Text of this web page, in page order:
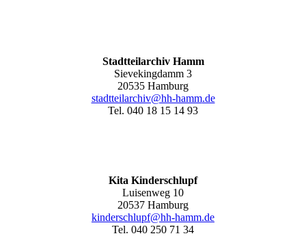
Stadtteilarchiv Hamm
Sievekingdamm 3
20535 Hamburg
stadtteilarchiv@hh-hamm.de
Tel. 040 18 15 14 93
Kita Kinderschlupf
Luisenweg 10
20537 Hamburg
kinderschlupf@hh-hamm.de
Tel. 040 250 71 34